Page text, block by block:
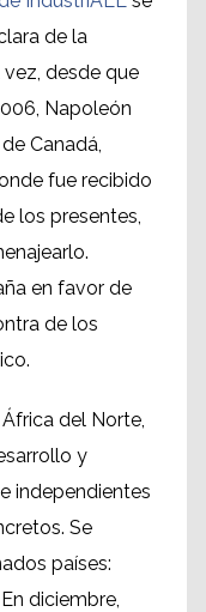
de la
desde que
Napoleón
Canadá,
fue recibido
los presentes,
en favor de
de los
del Norte,
y
independientes
Se
países:
diciembre,